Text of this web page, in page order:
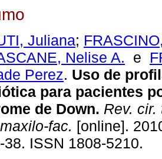
Juliana;
Nelise A. e
Perez. Uso de
para pacientes
de Down. Rev. cir.
fac. [online].
38. ISSN 1808-5210.